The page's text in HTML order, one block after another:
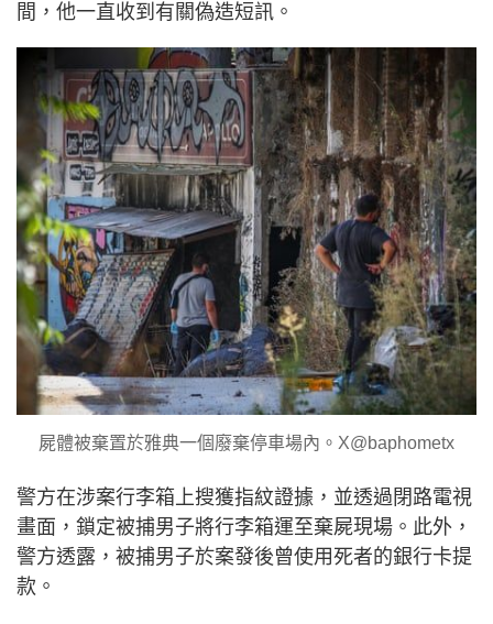
間，他一直收到有關偽造短訊。
屍體被棄置於雅典一個廢棄停車場內。X@baphometx
警方在涉案行李箱上搜獲指紋證據，並透過閉路電視
畫面，鎖定被捕男子將行李箱運至棄屍現場。此外，
警方透露，被捕男子於案發後曾使用死者的銀行卡提
款。